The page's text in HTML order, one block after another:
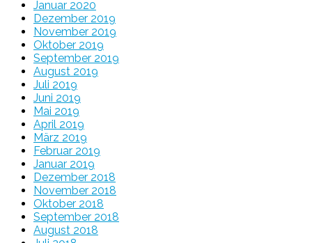
Januar 2020
Dezember 2019
November 2019
Oktober 2019
September 2019
August 2019
Juli 2019
Juni 2019
Mai 2019
April 2019
März 2019
Februar 2019
Januar 2019
Dezember 2018
November 2018
Oktober 2018
September 2018
August 2018